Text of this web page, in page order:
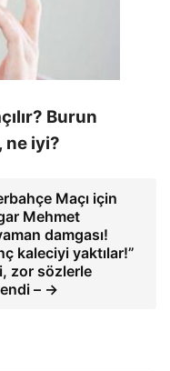
Burun
ne iyi?
Maçı için
Mehmet
damgası!
kaleciyi yaktılar!”
zor sözlerle
– →